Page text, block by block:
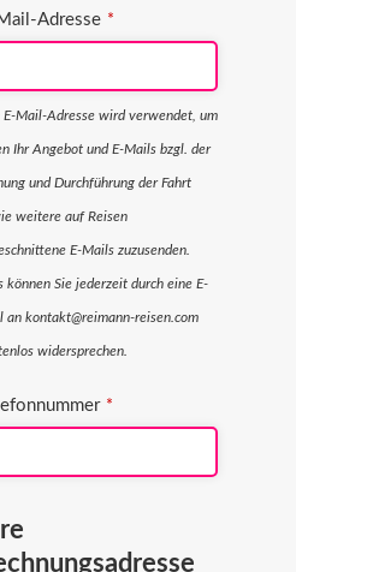
Adresse *
E-Mail-Adresse wird verwendet, um
Ihr Angebot und E-Mails bzgl. der
und Durchführung der Fahrt
weitere auf Reisen
E-Mails zuzusenden.
können Sie jederzeit durch eine E-
an kontakt@reimann-reisen.com
widersprechen.
*